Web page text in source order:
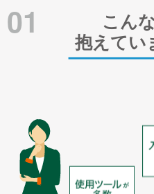
01
こん
抱えてい